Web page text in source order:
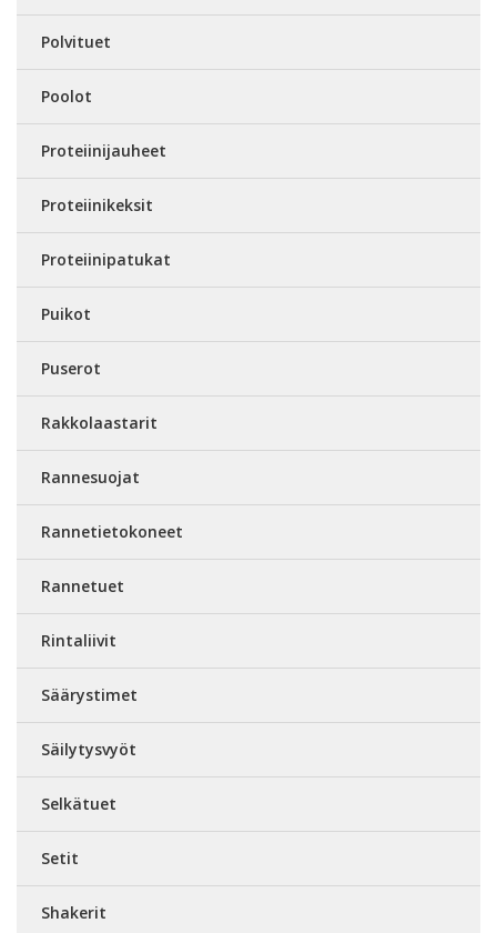
Polvituet
Poolot
Proteiinijauheet
Proteiinikeksit
Proteiinipatukat
Puikot
Puserot
Rakkolaastarit
Rannesuojat
Rannetietokoneet
Rannetuet
Rintaliivit
Säärystimet
Säilytysvyöt
Selkätuet
Setit
Shakerit